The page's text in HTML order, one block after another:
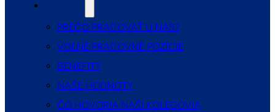
PREČO PRACOVAŤ U NÁS?
VOĽNÉ PRACOVNÉ POZÍCIE
BENEFITY
NAŠE HODNOTY
ČO HOVORIA NAŠI KOLEGOVIA